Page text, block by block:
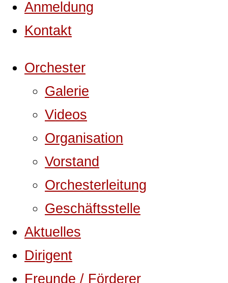
Anmeldung
Kontakt
Orchester
Galerie
Videos
Organisation
Vorstand
Orchesterleitung
Geschäftsstelle
Aktuelles
Dirigent
Freunde / Förderer